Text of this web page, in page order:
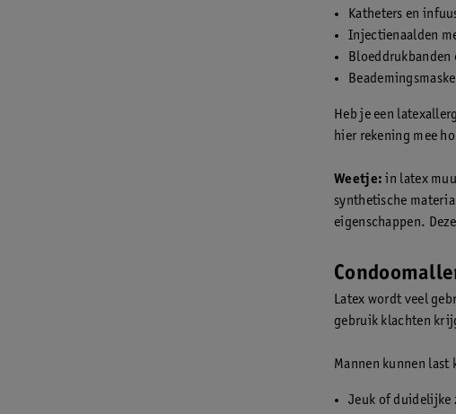
Katheters en
Injectienaalden
Bloeddrukbanden
Heb je een
hier rekening mee
Weetje: in latex
synthetische
eigenschappen.
Latex wordt veel
gebruik klachten
Mannen kunnen last
Jeuk of duidelijke